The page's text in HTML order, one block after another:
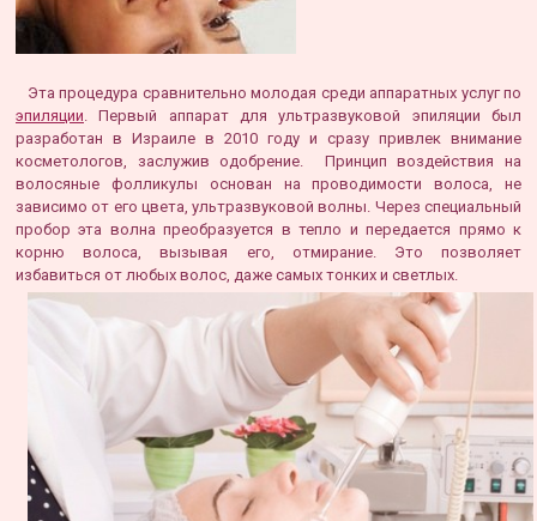
Эта процедура сравнительно молодая среди аппаратных услуг по
эпиляции. Первый аппарат для ультразвуковой эпиляции был
разработан в Израиле в 2010 году и сразу привлек внимание
косметологов, заслужив одобрение. Принцип воздействия на
волосяные фолликулы основан на проводимости волоса, не
зависимо от его цвета, ультразвуковой волны. Через специальный
пробор эта волна преобразуется в тепло и передается прямо к
корню волоса, вызывая его, отмирание. Это позволяет
избавиться от любых волос, даже самых тонких и светлых.